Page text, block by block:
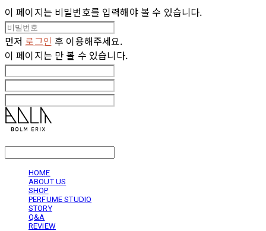
이 페이지는 비밀번호를 입력해야 볼 수 있습니다.
먼저 로그인 후 이용해주세요.
이 페이지는 만 볼 수 있습니다.
HOME
ABOUT US
SHOP
PERFUME STUDIO
STORY
Q&A
REVIEW